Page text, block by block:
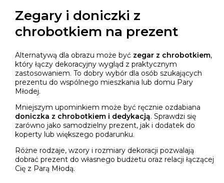
Zegary i doniczki z
chrobotkiem na prezent
Alternatywą dla obrazu może być zegar z chrobotkiem,
który łączy dekoracyjny wygląd z praktycznym
zastosowaniem. To dobry wybór dla osób szukających
prezentu do wspólnego mieszkania lub domu Pary
Młodej.
Mniejszym upominkiem może być ręcznie ozdabiana
doniczka z chrobotkiem i dedykacją. Sprawdzi się
zarówno jako samodzielny prezent, jak i dodatek do
koperty lub większego podarunku.
Różne rodzaje, wzory i rozmiary dekoracji pozwalają
dobrać prezent do własnego budżetu oraz relacji łączącej
Cię z Parą Młodą.